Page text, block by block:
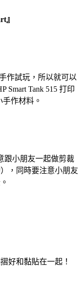
』
作試玩，所以就可以
Smart Tank 515 打印
作材料。
跟小朋友一起做剪裁
，同時要注意小朋友
好和黏貼在一起！